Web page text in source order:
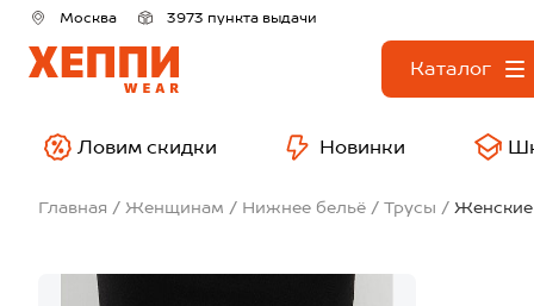
Москва 3973 пункта выдачи
Каталог
Ловим скидки Новинки
Главная Женщинам Нижнее бельё Трусы Женские